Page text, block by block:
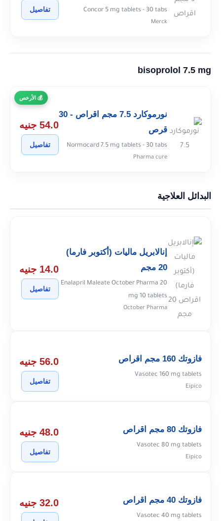
Concor 5 mg tablets - 30 tabs
Merck
تفاصيل
bisoprolol 7.5 mg
الأرخص
نورموكارد 7.5 مجم اقراص - 30
قرص
Normocard 7.5 mg tablets - 30 tabs
Pharma cure
54.0 جنيه
تفاصيل
البدائل العلاجية
إنالابريل ماليات (أكتوبر فارما)
20 مجم
Enalapril Maleate October Pharma 20
mg 10 tablets
October Pharma
14.0 جنيه
تفاصيل
فازوتك 160 مجم اقراص
Vasotec 160 mg tablets
Eipico
56.0 جنيه
تفاصيل
فازوتك 80 مجم اقراص
Vasotec 80 mg tablets
Eipico
48.0 جنيه
تفاصيل
فازوتك 40 مجم اقراص
Vasotec 40 mg tablets
32.0 جنيه